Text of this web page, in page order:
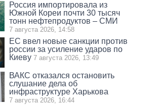
Россия импортировала из
Южной Кореи почти 30 тысяч
тонн нефтепродуктов – СМИ
7 августа 2026, 14:58
ЕС ввел новые санкции против
россии за усиление ударов по
Киеву 7 августа 2026, 13:49
ВАКС отказался остановить
слушание дела об
инфраструктуре Харькова
7 августа 2026, 16:44